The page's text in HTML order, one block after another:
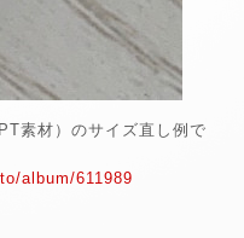
素材）のサイズ直し例で
album/611989